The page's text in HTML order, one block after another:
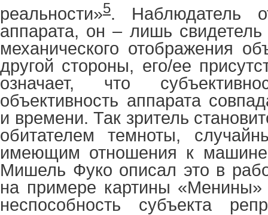
реальности»5. Наблюдатель
аппарата, он – лишь
механического отображения
другой стороны, его/ее
означает, что
объективность аппарата
и времени. Так зритель
обитателем темноты,
имеющим отношения к
Мишель Фуко описал это в
на примере картины «Менины»
неспособность субъекта